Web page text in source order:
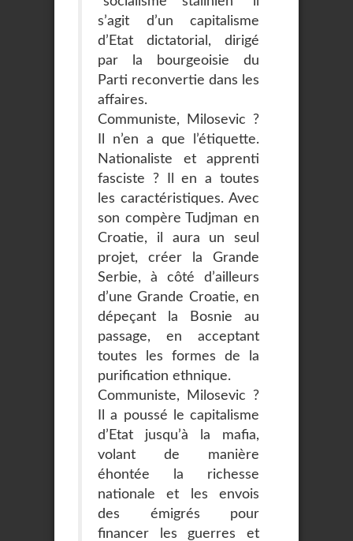
s’agit d’un capitalisme
d’Etat dictatorial, dirigé
par la bourgeoisie du
Parti reconvertie dans les
affaires.
Communiste, Milosevic ?
Il n’en a que l’étiquette.
Nationaliste et apprenti
fasciste ? Il en a toutes
les caractéristiques. Avec
son compère Tudjman en
Croatie, il aura un seul
projet, créer la Grande
Serbie, à côté d’ailleurs
d’une Grande Croatie, en
dépeçant la Bosnie au
passage, en acceptant
toutes les formes de la
purification ethnique.
Communiste, Milosevic ?
Il a poussé le capitalisme
d’Etat jusqu’à la mafia,
volant de manière
éhontée la richesse
nationale et les envois
des émigrés pour
financer les guerres et